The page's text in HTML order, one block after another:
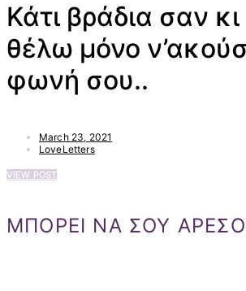
Κάτι βράδια σαν
θέλω μόνο
φωνή σου..
March 23, 2021
LoveLetters
VIEW POST
ΜΠΟΡΕΙ ΝΑ ΣΟΥ